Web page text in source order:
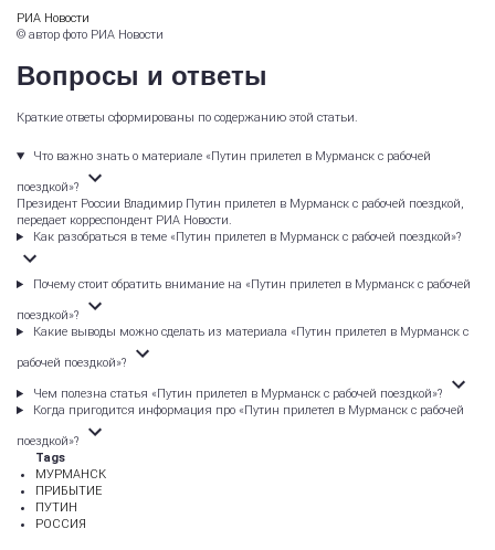
РИА Новости
© автор фото РИА Новости
Вопросы и ответы
Краткие ответы сформированы по содержанию этой статьи.
Что важно знать о материале «Путин прилетел в Мурманск с рабочей
поездкой»?
Президент России Владимир Путин прилетел в Мурманск с рабочей поездкой,
передает корреспондент РИА Новости.
Как разобраться в теме «Путин прилетел в Мурманск с рабочей поездкой»?
Почему стоит обратить внимание на «Путин прилетел в Мурманск с рабочей
поездкой»?
Какие выводы можно сделать из материала «Путин прилетел в Мурманск с
рабочей поездкой»?
Чем полезна статья «Путин прилетел в Мурманск с рабочей поездкой»?
Когда пригодится информация про «Путин прилетел в Мурманск с рабочей
поездкой»?
Tags
МУРМАНСК
ПРИБЫТИЕ
ПУТИН
РОССИЯ